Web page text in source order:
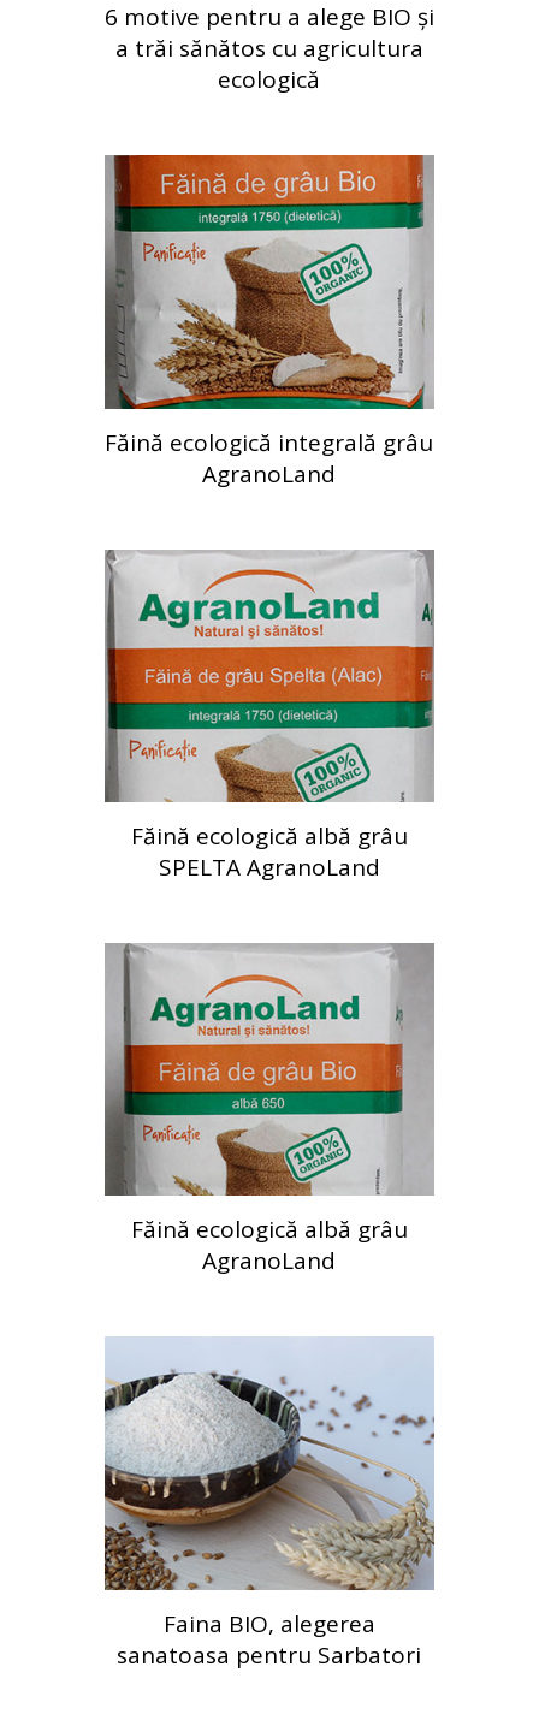
6 motive pentru a alege BIO și
a trăi sănătos cu agricultura
ecologică
Făină ecologică integrală grâu
AgranoLand
Făină ecologică albă grâu
SPELTA AgranoLand
Făină ecologică albă grâu
AgranoLand
Faina BIO, alegerea
sanatoasa pentru Sarbatori